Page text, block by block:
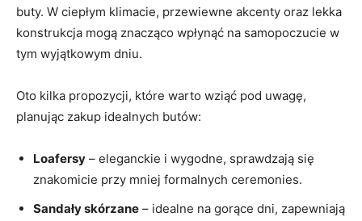
buty. W ciepłym klimacie, przewiewne akcenty oraz lekka
konstrukcja mogą znacząco wpłynąć na samopoczucie w
tym wyjątkowym dniu.
Oto kilka propozycji, które warto wziąć pod uwagę,
planując zakup idealnych butów:
Loafersy – eleganckie i wygodne, sprawdzają się
znakomicie przy mniej formalnych ceremonies.
Sandały skórzane – idealne na gorące dni, zapewniają